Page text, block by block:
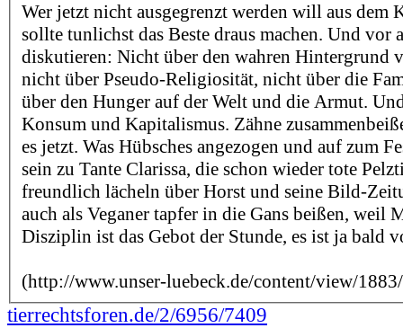
Wer jetzt nicht ausgegrenzt werden will aus dem
sollte tunlichst das Beste draus machen. Und vor
diskutieren: Nicht über den wahren Hintergrund
nicht über Pseudo-Religiosität, nicht über die
über den Hunger auf der Welt und die Armut.
Konsum und Kapitalismus. Zähne
es jetzt. Was Hübsches angezogen und auf zum
sein zu Tante Clarissa, die schon wieder tote
freundlich lächeln über Horst und seine Bild-
auch als Veganer tapfer in die Gans beißen, weil
Disziplin ist das Gebot der Stunde, es ist ja bald
(http://www.unser-luebeck.de/content/view/
tierrechtsforen.de/2/6956/7409